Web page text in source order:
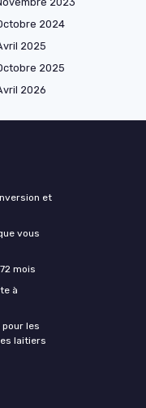
2024
2025
2025
2026
et
vous
mois
à
les
laitiers